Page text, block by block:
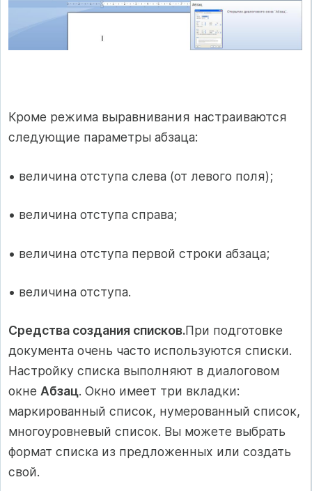
Кроме режима выравнивания настраиваются
следующие параметры абзаца:
• величина отступа слева (от левого поля);
• величина отступа справа;
• величина отступа первой строки абзаца;
• величина отступа.
Средства создания списков.При подготовке
документа очень часто используются списки.
Настройку списка выполняют в диалоговом
окне Абзац. Окно имеет три вкладки:
маркированный список, нумерованный список,
многоуровневый список. Вы можете выбрать
формат списка из предложенных или создать
свой.